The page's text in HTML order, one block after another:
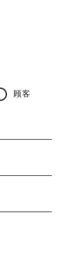
顾客